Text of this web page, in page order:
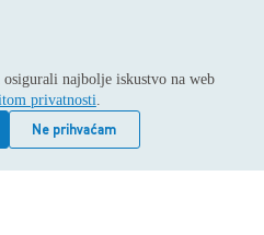
najbolje iskustvo na web
privatnosti.
Ne prihvaćam
© 2026
Alago
i zastupanje stranih tvrtki /
potok / Telefon: +385 1
/ Podaci o subjektu:
suda u Zagrebu pod
080046630 / OIB: